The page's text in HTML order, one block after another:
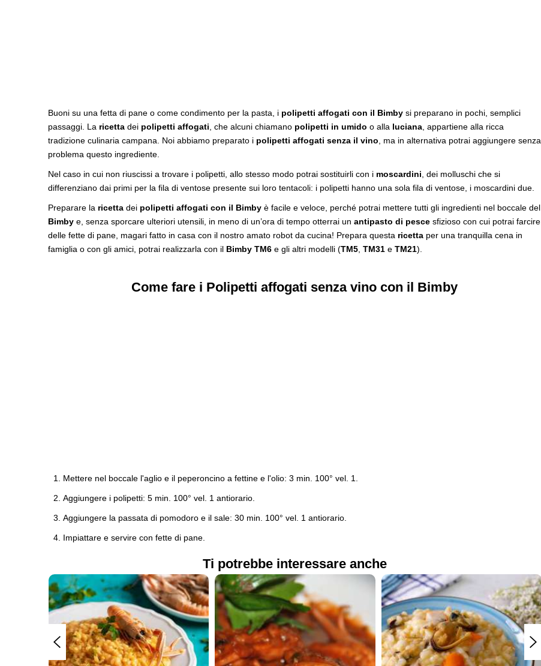
Buoni su una fetta di pane o come condimento per la pasta, i polipetti affogati con il Bimby si preparano in pochi, semplici
passaggi. La ricetta dei polipetti affogati , che alcuni chiamano polipetti in umido o alla luciana , appartiene alla ricca
tradizione culinaria campana. Noi abbiamo preparato i polipetti affogati senza il vino , ma in alternativa potrai aggiungere senza
problema questo ingrediente.
Nel caso in cui non riuscissi a trovare i polipetti, allo stesso modo potrai sostituirli con i moscardini , dei molluschi che si
differenziano dai primi per la fila di ventose presente sui loro tentacoli: i polipetti hanno una sola fila di ventose, i moscardini due.
Preparare la ricetta dei polipetti affogati con il Bimby è facile e veloce, perché potrai mettere tutti gli ingredienti nel boccale del
Bimby e, senza sporcare ulteriori utensili, in meno di un’ora di tempo otterrai un antipasto di pesce sfizioso con cui potrai farcire
delle fette di pane, magari fatto in casa con il nostro amato robot da cucina! Prepara questa ricetta per una tranquilla cena in
famiglia o con gli amici, potrai realizzarla con il Bimby TM6 e gli altri modelli (TM5 TM31 e TM21).
Come fare i Polipetti affogati senza vino con il Bimby
Mettere nel boccale l'aglio e il peperoncino a fettine e l'olio: 3 min. 100° vel. 1.
Aggiungere i polipetti: 5 min. 100° vel. 1 antiorario.
Aggiungere la passata di pomodoro e il sale: 30 min. 100° vel. 1 antiorario.
Impiattare e servire con fette di pane.
Ti potrebbe interessare anche